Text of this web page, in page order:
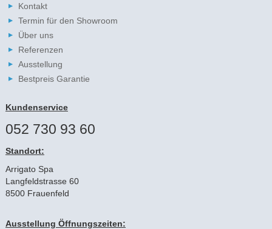
Kontakt
Termin für den Showroom
Über uns
Referenzen
Ausstellung
Bestpreis Garantie
Kundenservice
052 730 93 60
Standort:
Arrigato Spa
Langfeldstrasse 60
8500 Frauenfeld
Ausstellung Öffnungszeiten: